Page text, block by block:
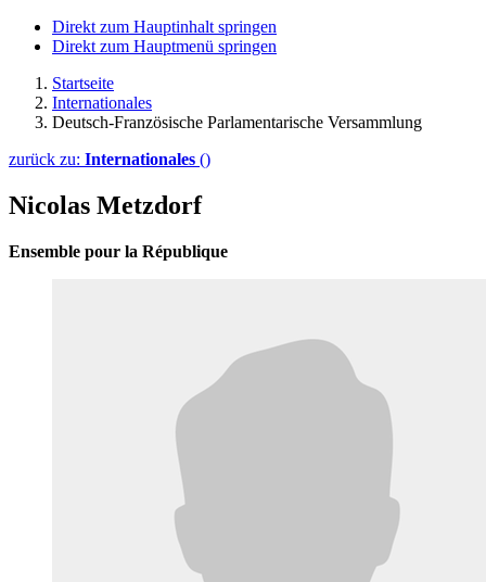
Direkt zum Hauptinhalt springen
Direkt zum Hauptmenü springen
Startseite
Internationales
Deutsch-Französische Parlamentarische Versammlung
zurück zu: Internationales ()
Nicolas Metzdorf
Ensemble pour la République